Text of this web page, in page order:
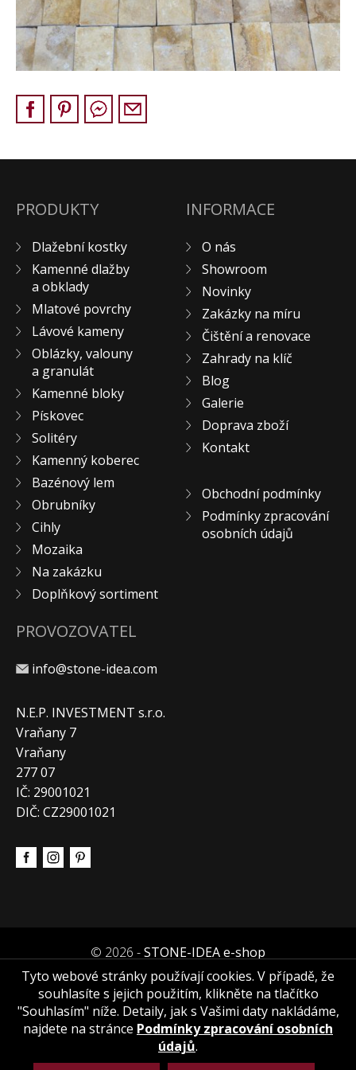
Pískovec
Solitéry
Kamenné bloky
BERA GRAVEL FIX
Terazzo
DLAŽEBNÍ KOSTKY
MLATOVÉ POVRCHY
ZAKÁZKY NA MÍRU
VÝPRODEJ
NOVINKY
BLOG
KONTAKT
PRODUKTY
Dlažební kostky
Kamenné dlažby
a obklady
Mlatové povrchy
Lávové kameny
Oblázky, valouny
a granulát
Kamenné bloky
Pískovec
Solitéry
Kamenný koberec
Bazénový lem
Obrubníky
Cihly
Mozaika
Na zakázku
Doplňkový sortiment
INFORMACE
O nás
Showroom
Novinky
Zakázky na míru
Čištění a renovace
Zahrady na klíč
Blog
Galerie
Doprava zboží
Kontakt
Obchodní podmínky
Podmínky zpracování
osobních údajů
PROVOZOVATEL
info@stone-idea.com
N.E.P. INVESTMENT s.r.o.
Vraňany 7
Vraňany
277 07
IČ: 29001021
DIČ: CZ29001021
© 2026 -STONE-IDEA e-shop
Tyto webové stránky používají cookies. V případě, že
souhlasíte s jejich použitím, klikněte na tlačítko
"Souhlasím" níže. Detaily, jak s Vašimi daty nakládáme,
najdete na stránce Podmínky zpracování osobních
údajů.